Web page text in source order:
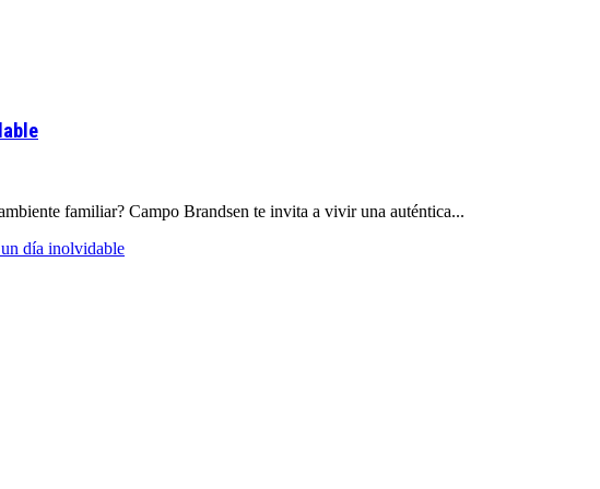
familiar? Campo Brandsen te invita a vivir una auténtica...
día inolvidable